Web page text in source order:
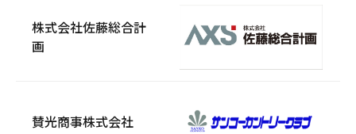
株式会社佐藤総合計
画
賛光商事株式会社